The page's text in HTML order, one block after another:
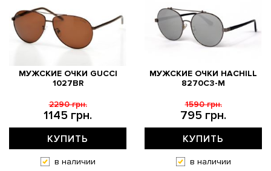
МУЖСКИЕ ОЧКИ GUCCI
1027BR
1145 грн.
2290 грн.
КУПИТЬ
в наличии
МУЖСКИЕ ОЧКИ HACHILL
8270C3-M
795 грн.
1590 грн.
КУПИТЬ
в наличии